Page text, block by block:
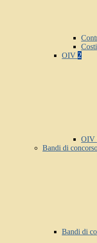
OIV 2
OIV
Bandi di
Bandi di